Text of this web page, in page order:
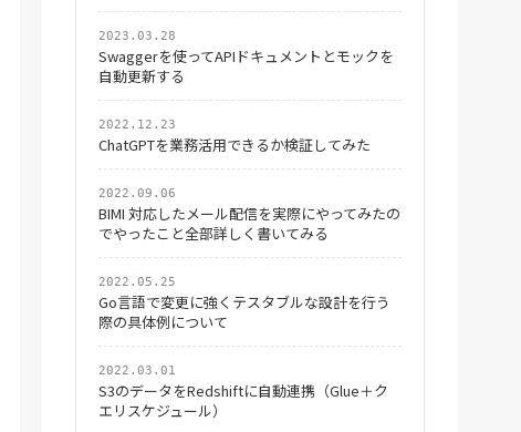
2023.03.28
Swaggerを使ってAPIドキュメントとモックを
自動更新する
2022.12.23
ChatGPTを業務活用できるか検証してみた
2022.09.06
BIMI 対応したメール配信を実際にやってみたの
でやったこと全部詳しく書いてみる
2022.05.25
Go言語で変更に強くテスタブルな設計を行う
際の具体例について
2022.03.01
S3のデータをRedshiftに自動連携（Glue＋ク
エリスケジュール）